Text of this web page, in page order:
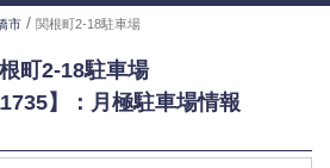
市 / 関根町2-18駐車場
町2-18駐車場
】：月極駐車場情報